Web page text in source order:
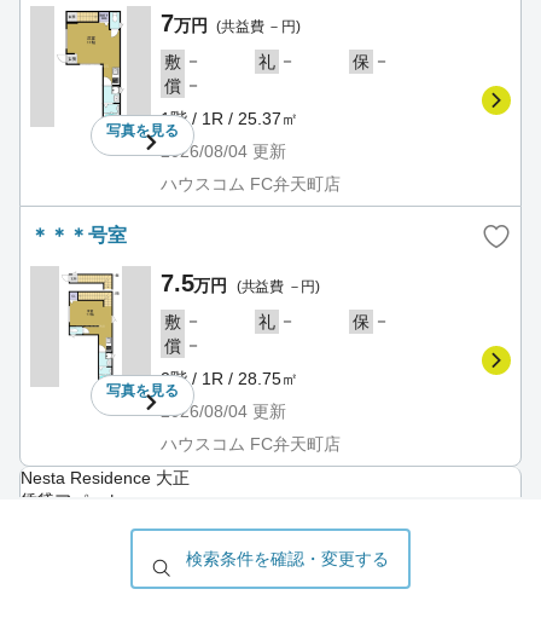
写真を見る
7万円 (共益費 －円)
敷 － 礼 － 保 －
償 －
1階 / 1R / 25.37㎡
2026/08/04 更新
ハウスコム FC弁天町店
＊＊＊号室
写真を見る
7.5万円 (共益費 －円)
敷 － 礼 － 保 －
償 －
2階 / 1R / 28.75㎡
2026/08/04 更新
ハウスコム FC弁天町店
Nesta Residence 大正
賃貸アパート
検索条件を確認・変更する